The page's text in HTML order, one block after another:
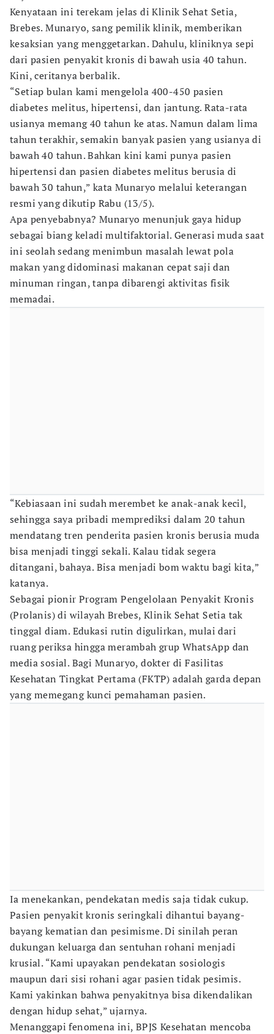
Kenyataan ini terekam jelas di Klinik Sehat Setia,
Brebes. Munaryo, sang pemilik klinik, memberikan
kesaksian yang menggetarkan. Dahulu, kliniknya sepi
dari pasien penyakit kronis di bawah usia 40 tahun.
Kini, ceritanya berbalik.
“Setiap bulan kami mengelola 400-450 pasien
diabetes melitus, hipertensi, dan jantung. Rata-rata
usianya memang 40 tahun ke atas. Namun dalam lima
tahun terakhir, semakin banyak pasien yang usianya di
bawah 40 tahun. Bahkan kini kami punya pasien
hipertensi dan pasien diabetes melitus berusia di
bawah 30 tahun,” kata Munaryo melalui keterangan
resmi yang dikutip Rabu (13/5).
Apa penyebabnya? Munaryo menunjuk gaya hidup
sebagai biang keladi multifaktorial. Generasi muda saat
ini seolah sedang menimbun masalah lewat pola
makan yang didominasi makanan cepat saji dan
minuman ringan, tanpa dibarengi aktivitas fisik
memadai.
“Kebiasaan ini sudah merembet ke anak-anak kecil,
sehingga saya pribadi memprediksi dalam 20 tahun
mendatang tren penderita pasien kronis berusia muda
bisa menjadi tinggi sekali. Kalau tidak segera
ditangani, bahaya. Bisa menjadi bom waktu bagi kita,”
katanya.
Sebagai pionir Program Pengelolaan Penyakit Kronis
(Prolanis) di wilayah Brebes, Klinik Sehat Setia tak
tinggal diam. Edukasi rutin digulirkan, mulai dari
ruang periksa hingga merambah grup WhatsApp dan
media sosial. Bagi Munaryo, dokter di Fasilitas
Kesehatan Tingkat Pertama (FKTP) adalah garda depan
yang memegang kunci pemahaman pasien.
Ia menekankan, pendekatan medis saja tidak cukup.
Pasien penyakit kronis seringkali dihantui bayang-
bayang kematian dan pesimisme. Di sinilah peran
dukungan keluarga dan sentuhan rohani menjadi
krusial. “Kami upayakan pendekatan sosiologis
maupun dari sisi rohani agar pasien tidak pesimis.
Kami yakinkan bahwa penyakitnya bisa dikendalikan
dengan hidup sehat,” ujarnya.
Menanggapi fenomena ini, BPJS Kesehatan mencoba